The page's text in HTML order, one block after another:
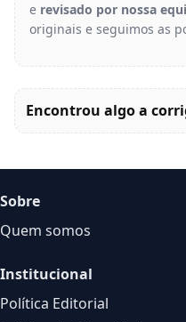
e revisado por nossa
originais e seguimos as
Encontrou algo a
Sobre
Quem somos
Institucional
Política Editorial